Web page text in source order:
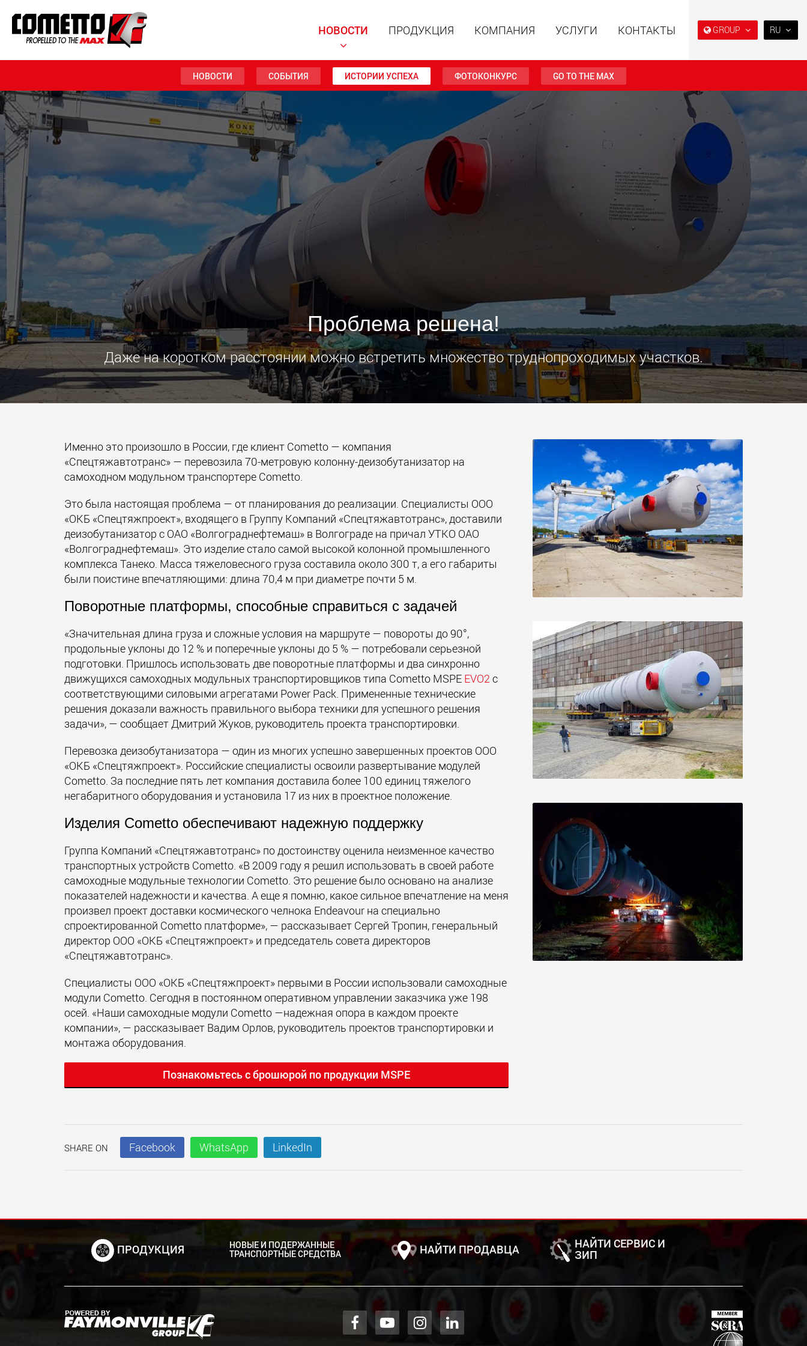
GROUP
Специальные прицепы с
модульной конструкцией
Специальные прицепы
для, разработанные для
рынка США
www.maxtrailer.us
Специальные прицепы для
полезной нагрузки от 20 т
Электрические
транспортные средства с
аккумуляторным
питанием и
www.morello.eu.com
транспортные средства
для лёгких грузовых
www.morello.us.com
SPMT и промышленные
транспортные средства
www.cometto.com
RU
НОВОСТИ ПРОДУКЦИЯ КОМПАНИЯ УСЛУГИ КОНТАКТЫ
НОВОСТИ СОБЫТИЯ ИСТОРИИ УСПЕХА ФОТОКОНКУРС GO TO THE MAX
Проблема решена!
Даже на коротком расстоянии можно встретить множество труднопроходимых участков.
Именно это произошло в России, где клиент Cometto — компания
«Спецтяжавтотранс» — перевозила 70-метровую колонну-деизобутанизатор на
самоходном модульном транспортере Cometto.
Это была настоящая проблема — от планирования до реализации. Специалисты ООО
«ОКБ «Спецтяжпроект», входящего в Группу Компаний «Спецтяжавтотранс», доставили
деизобутанизатор с ОАО «Волгограднефтемаш» в Волгограде на причал УТКО ОАО
«Волгограднефтемаш». Это изделие стало самой высокой колонной промышленного
комплекса Танеко. Масса тяжеловесного груза составила около 300 т, а его габариты
были поистине впечатляющими: длина 70,4 м при диаметре почти 5 м.
Поворотные платформы, способные справиться с задачей
«Значительная длина груза и сложные условия на маршруте — повороты до 90°,
продольные уклоны до 12 % и поперечные уклоны до 5 % — потребовали серьезной
подготовки. Пришлось использовать две поворотные платформы и два синхронно
движущихся самоходных модульных транспортировщиков типа Cometto MSPE EVO2с
соответствующими силовыми агрегатами Power Pack. Примененные технические
решения доказали важность правильного выбора техники для успешного решения
задачи», — сообщает Дмитрий Жуков, руководитель проекта транспортировки.
Перевозка деизобутанизатора — один из многих успешно завершенных проектов ООО
«ОКБ «Спецтяжпроект». Российские специалисты освоили развертывание модулей
Cometto. За последние пять лет компания доставила более 100 единиц тяжелого
негабаритного оборудования и установила 17 из них в проектное положение.
Изделия Cometto обеспечивают надежную поддержку
Группа Компаний «Спецтяжавтотранс» по достоинству оценила неизменное качество
транспортных устройств Cometto. «В 2009 году я решил использовать в своей работе
самоходные модульные технологии Cometto. Это решение было основано на анализе
показателей надежности и качества. А еще я помню, какое сильное впечатление на меня
произвел проект доставки космического челнока Endeavour на специально
спроектированной Cometto платформе», — рассказывает Сергей Тропин, генеральный
директор ООО «ОКБ «Спецтяжпроект» и председатель совета директоров
«Спецтяжавтотранс».
Специалисты ООО «ОКБ «Спецтяжпроект» первыми в России использовали самоходные
модули Cometto. Сегодня в постоянном оперативном управлении заказчика уже 198
осей. «Наши самоходные модули Cometto —надежная опора в каждом проекте
компании», — рассказывает Вадим Орлов, руководитель проектов транспортировки и
монтажа оборудования.
Познакомьтесь с брошюрой по продукции MSPE
SHARE ON Facebook WhatsApp LinkedIn
ПРОДУКЦИЯ НОВЫЕ И ПОДЕРЖАННЫЕ
ТРАНСПОРТНЫЕ СРЕДСТВА НАЙТИ ПРОДАВЦА НАЙТИ СЕРВИС И
ЗИП